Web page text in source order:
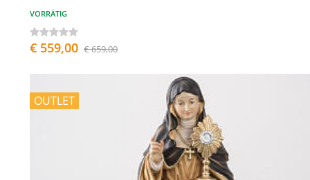
VORRÄTIG
€ 559,00 € 659,00
OUTLET